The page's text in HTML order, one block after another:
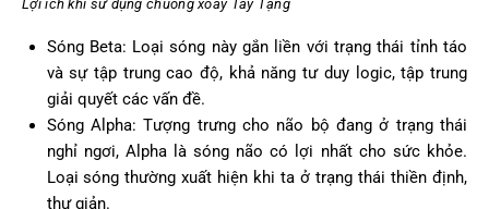
Lợi ích khi sử dụng chuông xoay Tây Tạng
Sóng Beta: Loại sóng này gắn liền với trạng thái tỉnh táo
và sự tập trung cao độ, khả năng tư duy logic, tập trung
giải quyết các vấn đề.
Sóng Alpha: Tượng trưng cho não bộ đang ở trạng thái
nghỉ ngơi, Alpha là sóng não có lợi nhất cho sức khỏe.
Loại sóng thường xuất hiện khi ta ở trạng thái thiền định,
thư giản.